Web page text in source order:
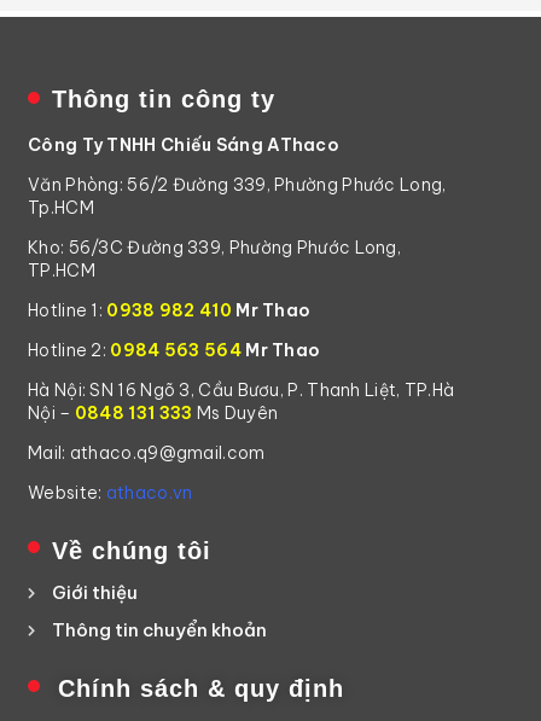
Thông tin công ty
Công Ty TNHH Chiếu Sáng AThaco
Văn Phòng: 56/2 Đường 339, Phường Phước Long,
Tp.HCM
Kho: 56/3C Đường 339, Phường Phước Long,
TP.HCM
Hotline 1: 0938 982 410 Mr Thao
Hotline 2: 0984 563 564Mr Thao
Hà Nội: SN 16 Ngõ 3, Cầu Bươu, P. Thanh Liệt, TP.Hà
Nội – 0848 131 333 Ms Duyên
Mail: athaco.q9@gmail.com
Website: athaco.vn
Về chúng tôi
Giới thiệu
Thông tin chuyển khoản
Chính sách & quy định